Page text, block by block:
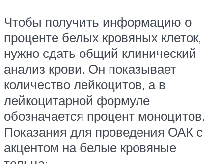
Чтобы получить информацию о
проценте белых кровяных клеток,
нужно сдать общий клинический
анализ крови. Он показывает
количество лейкоцитов, а в
лейкоцитарной формуле
обозначается процент моноцитов.
Показания для проведения ОАК с
акцентом на белые кровяные